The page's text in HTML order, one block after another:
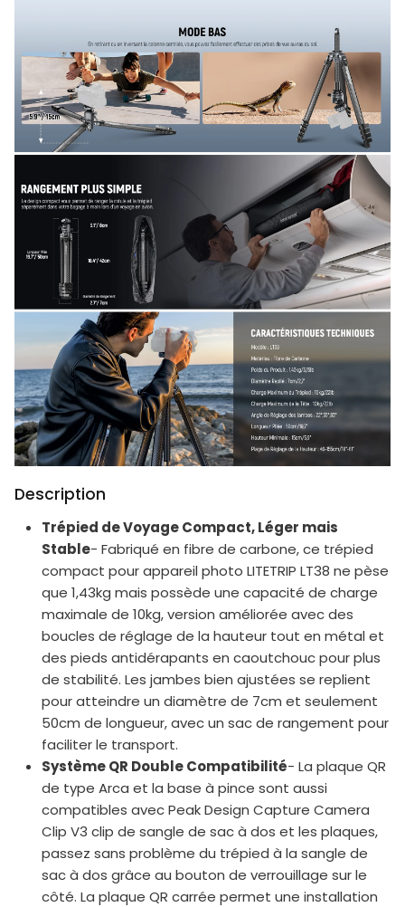
Description
Trépied de Voyage Compact, Léger mais
Stable- Fabriqué en fibre de carbone, ce trépied
compact pour appareil photo LITETRIP LT38 ne pèse
que 1,43kg mais possède une capacité de charge
maximale de 10kg, version améliorée avec des
boucles de réglage de la hauteur tout en métal et
des pieds antidérapants en caoutchouc pour plus
de stabilité. Les jambes bien ajustées se replient
pour atteindre un diamètre de 7cm et seulement
50cm de longueur, avec un sac de rangement pour
faciliter le transport.
Système QR Double Compatibilité- La plaque QR
de type Arca et la base à pince sont aussi
compatibles avec Peak Design Capture Camera
Clip V3 clip de sangle de sac à dos et les plaques,
passez sans problème du trépied à la sangle de
sac à dos grâce au bouton de verrouillage sur le
côté. La plaque QR carrée permet une installation